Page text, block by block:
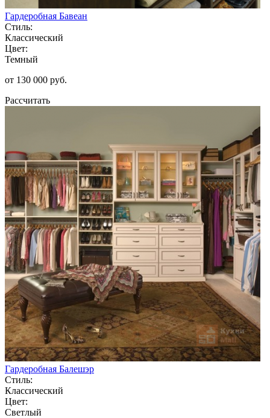
Гардеробная Бавеан
Стиль:
Классический
Цвет:
Темный
от 130 000 руб.
Рассчитать
Гардеробная Балешэр
Стиль:
Классический
Цвет:
Светлый